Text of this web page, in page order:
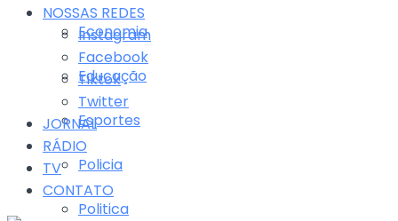
Economia
Educação
Esportes
Policia
Politica
NOSSAS REDES
Instagram
Facebook
Tiktok
Twitter
JORNAL
RÁDIO
TV
CONTATO